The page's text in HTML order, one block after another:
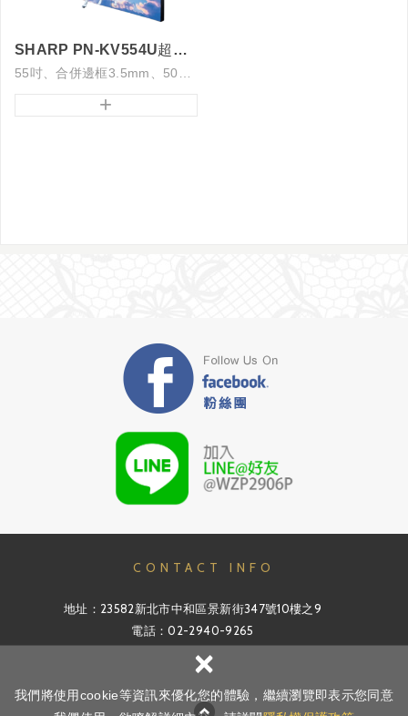
我們將使用cookie等資訊來優化您的體驗，繼續瀏覽即表示您同意
×
SHARP PN-KV554U超薄邊框電視牆
+
CONTACT INFO
地址：23582新北市中和區景新街347號10樓之9
電話：02-2940-9265
信箱：info@v-pro.com.tw
All Rights Reserved.